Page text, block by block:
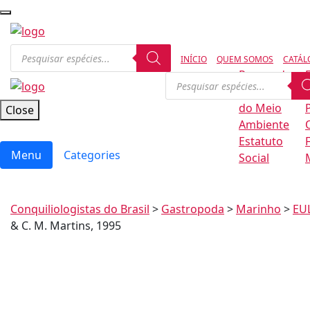
INÍCIO QUEM SOMOS
Regras de
Conservação
do Meio
Ambiente
Estatuto
Social
Close
Menu Categories
Conquiliologistas do Brasil > Gastropoda > Marinho >
& C. M. Martins, 1995